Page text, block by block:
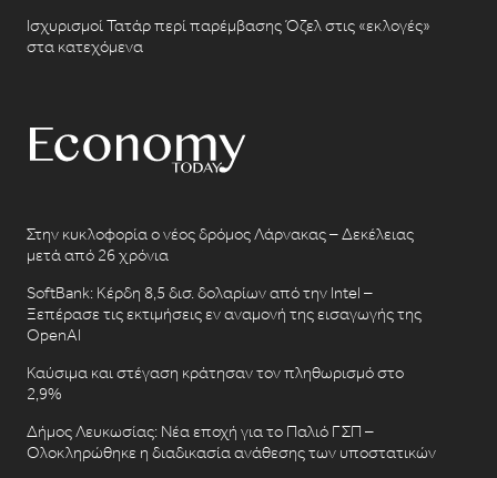
Ισχυρισμοί Τατάρ περί παρέμβασης Όζελ στις «εκλογές»
στα κατεχόμενα
Στην κυκλοφορία ο νέος δρόμος Λάρνακας – Δεκέλειας
μετά από 26 χρόνια
SoftBank: Κέρδη 8,5 δισ. δολαρίων από την Intel –
Ξεπέρασε τις εκτιμήσεις εν αναμονή της εισαγωγής της
OpenAI
Καύσιμα και στέγαση κράτησαν τον πληθωρισμό στο
2,9%
Δήμος Λευκωσίας: Νέα εποχή για το Παλιό ΓΣΠ –
Ολοκληρώθηκε η διαδικασία ανάθεσης των υποστατικών